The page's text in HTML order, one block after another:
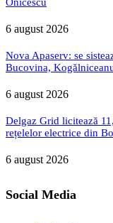
Onicescu
6 august 2026
Nova Apaserv: se
Bucovina,
6 august 2026
Delgaz Grid licitează
rețelelor electrice din
6 august 2026
Social Media